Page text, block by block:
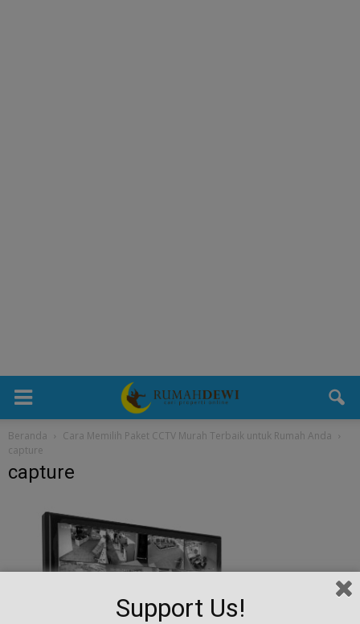
Beranda
Cara Memilih Paket CCTV Murah Terbaik untuk Rumah Anda
capture
capture
Support Us!